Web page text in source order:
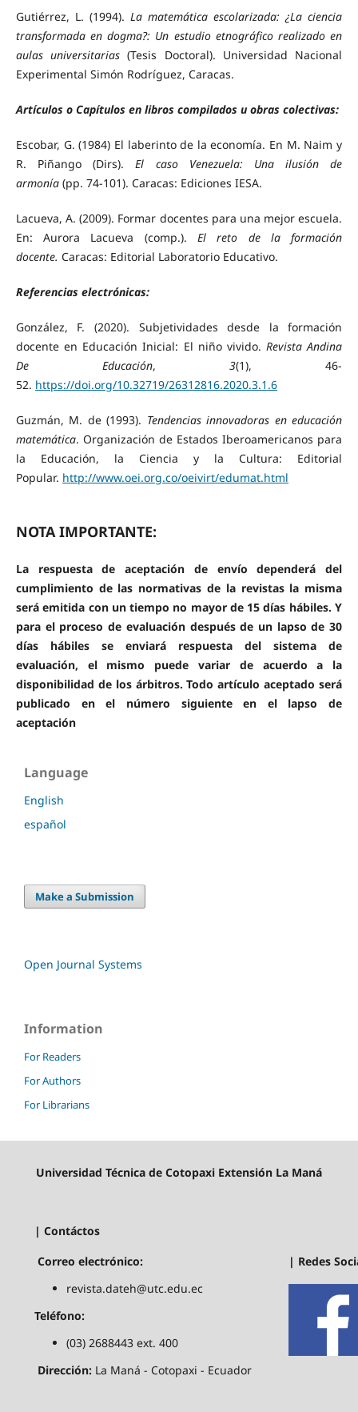
Gutiérrez, L. (1994). La matemática escolarizada: ¿La ciencia
transformada en dogma?: Un estudio etnográfico realizado en
aulas universitarias (Tesis Doctoral). Universidad Nacional
Experimental Simón Rodríguez, Caracas.
Artículos o Capítulos en libros compilados u obras colectivas:
Escobar, G. (1984) El laberinto de la economía. En M. Naim y
R. Piñango (Dirs).El caso Venezuela: Una ilusión de
armonía (pp. 74-101). Caracas: Ediciones IESA.
Lacueva, A. (2009). Formar docentes para una mejor escuela.
En: Aurora Lacueva (comp.). El reto de la formación
docente. Caracas: Editorial Laboratorio Educativo.
Referencias electrónicas:
González, F. (2020). Subjetividades desde la formación
docente en Educación Inicial: El niño vivido. Revista Andina
De Educación,3(1), 46-
52. https://doi.org/10.32719/26312816.2020.3.1.6
Guzmán, M. de (1993). Tendencias innovadoras en educación
matemática. Organización de Estados Iberoamericanos para
la Educación, la Ciencia y la Cultura: Editorial
Popular. http://www.oei.org.co/oeivirt/edumat.html
NOTA IMPORTANTE:
La respuesta de aceptación de envío dependerá del
cumplimiento de las normativas de la revistas la misma
será emitida con un tiempo no mayor de 15 días hábiles. Y
para el proceso de evaluación después de un lapso de 30
días hábiles se enviará respuesta del sistema de
evaluación, el mismo puede variar de acuerdo a la
disponibilidad de los árbitros. Todo artículo aceptado será
publicado en el número siguiente en el lapso de
aceptación
Language
English
español
Make a Submission
Open Journal Systems
Information
For Readers
For Authors
For Librarians
Universidad Técnica de Cotopaxi Extensión La Maná
| Contáctos
Correo electrónico:
revista.dateh@utc.edu.ec
Teléfono:
(03) 2688443 ext. 400
Dirección: La Maná - Cotopaxi - Ecuador
| Redes